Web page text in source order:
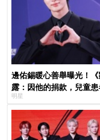
邊佑錫暖心善舉曝光！
露：因他的捐款，兒童
明星